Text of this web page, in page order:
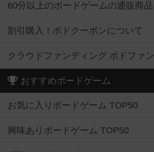
60分以上のボードゲームの通販商品
割引購入！ボドクーポンについて
クラウドファンディング ボドファン
おすすめボードゲーム
お気に入りボードゲーム TOP50
興味ありボードゲーム TOP50